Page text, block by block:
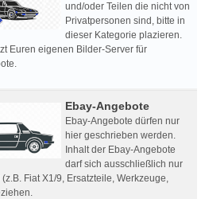
und/oder Teilen die nicht von
Privatpersonen sind, bitte in
dieser Kategorie plazieren.
Euren eigenen Bilder-Server für
Ebay-Angebote
Ebay-Angebote dürfen nur
hier geschrieben werden.
Inhalt der Ebay-Angebote
darf sich ausschließlich nur
(z.B. Fiat X1/9, Ersatzteile, Werkzeuge,